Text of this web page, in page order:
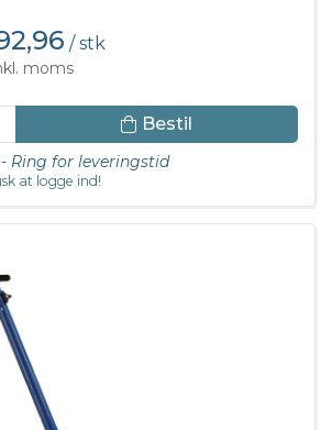
/ stk
moms
Bestil
Ring for leveringstid
at logge ind!